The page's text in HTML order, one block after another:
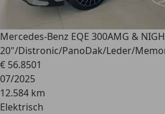
Mercedes-Benz EQE 300AMG &
20"/Distronic/PanoDak/Leder/
€ 56.8501
07/2025
12.584 km
Elektrisch